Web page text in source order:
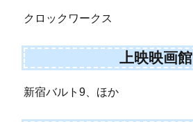
クロックワークス
上映映画館
新宿バルト9、ほか